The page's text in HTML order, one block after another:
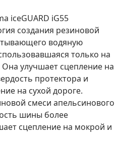
iceGUARD iG55
создания резиновой
водяную
только на
улучшает сцепление на
протектора и
на сухой дороге.
смеси апельсинового
шины более
сцепление на мокрой и